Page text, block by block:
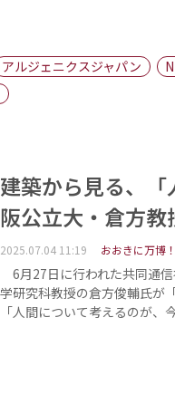
地域
アルジェニクスジャパン
建築から見る、
阪公立大・倉方教
2025.07.04 11:19 おおきに万博！
6月27日に行われた共同通
学研究科教授の倉方俊輔氏が
「人間について考えるのが